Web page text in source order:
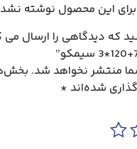
این محصول نوشته
که دیدگاهی را ارسال می
منتشر نخواهد شد.
شده‌اند *